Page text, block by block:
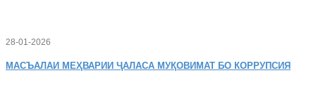
28-01-2026
МАСЪАЛАИ МЕҲВАРИИ ҶАЛАСА МУҚОВИМАТ БО КОРРУПСИЯ